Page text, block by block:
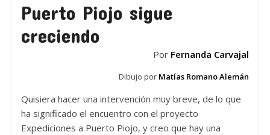
Puerto Piojo sigue
creciendo
Por Fernanda Carvajal
Dibujo por Matías Romano Alemán
Quisiera hacer una intervención muy breve, de lo que
ha significado el encuentro con el proyecto
Expediciones a Puerto Piojo, y creo que hay una